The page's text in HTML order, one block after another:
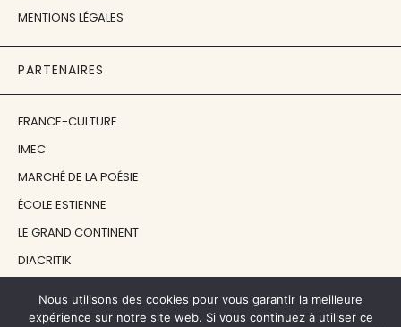
MENTIONS LÉGALES
PARTENAIRES
FRANCE-CULTURE
IMEC
MARCHÉ DE LA POÉSIE
ÉCOLE ESTIENNE
LE GRAND CONTINENT
DIACRITIK
Nous utilisons des cookies pour vous garantir la meilleure
expérience sur notre site web. Si vous continuez à utiliser ce